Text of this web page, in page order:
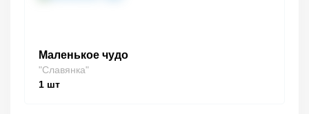
Маленькое чудо
"Славянка"
1 шт